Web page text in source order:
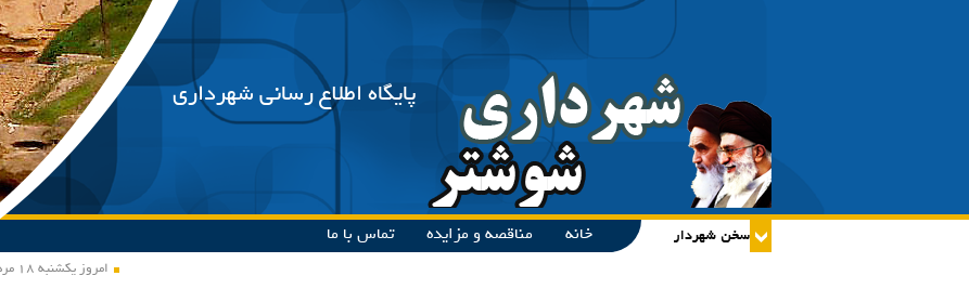
پایگاه اطلاع رسانی شهرداری
امروز یکشنبه ۱۸ مرداد ۱۴۰۵
خانه مناقصه و مزایده تماس با ما